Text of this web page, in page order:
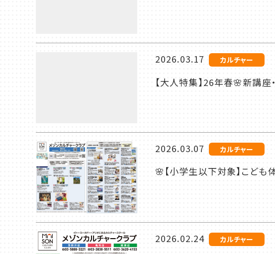
2026.03.17 カルチャー
【大人特集】26年春🌸新講
2026.03.07 カルチャー
🌸【小学生以下対象】こども
2026.02.24 カルチャー